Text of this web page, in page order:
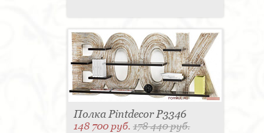
Полка Pintdecor P3346
148 700 руб.178 440 руб.